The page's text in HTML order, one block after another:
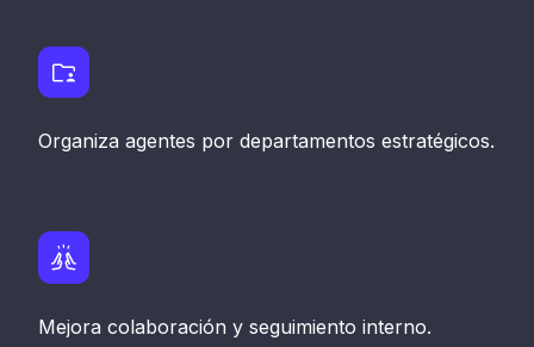
Organiza agentes por departamentos estratégicos.
Mejora colaboración y seguimiento interno.